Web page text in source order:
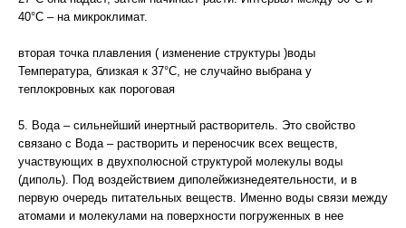
40°С – на микроклимат.
вторая точка плавления ( изменение структуры )воды
Температура, близкая к 37°С, не случайно выбрана у
теплокровных как пороговая
5. Вода – сильнейший инертный растворитель. Это свойство
связано с Вода – растворить и переносчик всех веществ,
участвующих в двухполюсной структурой молекулы воды
(диполь). Под воздействием диполейжизнедеятельности, и в
первую очередь питательных веществ. Именно воды связи между
атомами и молекулами на поверхности погруженных в нее